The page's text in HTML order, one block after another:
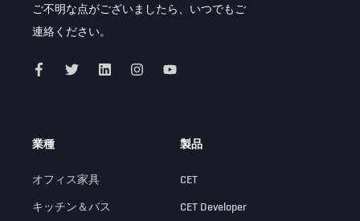
ご不明な点がございましたら、いつでもご
連絡ください。
業種
オフィス家具
キッチン＆バス
製品
CET
CET Developer